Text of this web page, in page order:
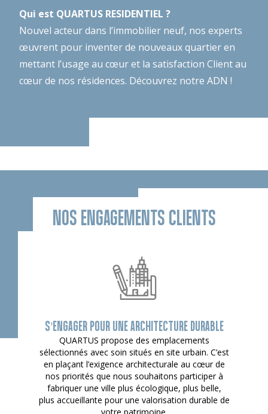
Qui est QUARTUS RESIDENTIEL ?
Nouvel acteur dans l’immobilier neuf, nos experts
œuvrent pour inventer de nouveaux quartier en
mettant l’usage au cœur et la satisfaction Client au
cœur de nos résidences. Découvrez notre ADN !
NOS ENGAGEMENTS CLIENTS
S’ENGAGER POUR UNE ARCHITECTURE DURABLE
QUARTUS propose des emplacements
sélectionnés avec soin situés en site urbain. C’est
en plaçant l’exigence architecturale au cœur de
nos priorités que nous souhaitons participer à
fabriquer une ville plus écologique, plus belle,
plus accueillante pour une valorisation durable de